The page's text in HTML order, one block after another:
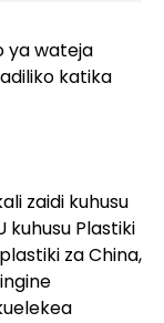
ya wateja
katika
zaidi kuhusu
kuhusu Plastiki
za China,